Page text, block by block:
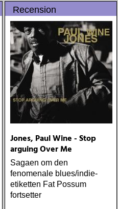
Recension
Jones, Paul Wine - Stop
arguing Over Me
Sagaen om den
fenomenale blues/indie-
etiketten Fat Possum
fortsetter